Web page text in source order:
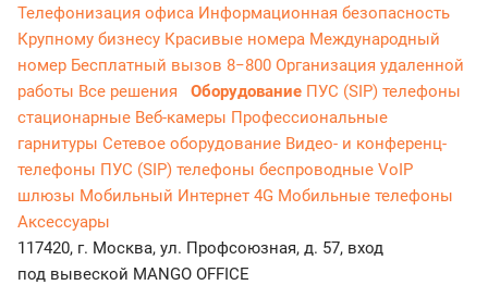
Телефонизация офиса Информационная безопасность
Крупному бизнесу Красивые номера Международный
номер Бесплатный вызов 8−800 Организация удаленной
работы Все решения Оборудование ПУС (SIP) телефоны
стационарные Веб-камеры Профессиональные
гарнитуры Сетевое оборудование Видео- и конференц-
телефоны ПУС (SIP) телефоны беспроводные VoIP
шлюзы Мобильный Интернет 4G Мобильные телефоны
Аксессуары
117420, г. Москва, ул. Профсоюзная, д. 57, вход
под вывеской MANGO OFFICE